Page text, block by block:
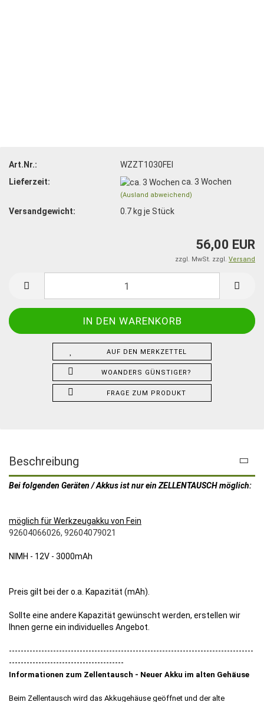
Art.Nr.:
WZZT1030FEI
Lieferzeit:
ca. 3 Wochen
(Ausland abweichend)
Versandgewicht: 0.7 kg je Stück
56,00 EUR
zzgl. MwSt. zzgl. Versand
AUF DEN MERKZETTEL
WOANDERS GÜNSTIGER?
FRAGE ZUM PRODUKT
Beschreibung
Bei folgenden Geräten / Akkus ist nur ein ZELLENTAUSCH möglich:
möglich für Werkzeugakku von Fein
92604066026, 92604079021
NIMH - 12V - 3000mAh
Preis gilt bei der o.a. Kapazität (mAh).
Sollte eine andere Kapazität gewünscht werden, erstellen wir
Ihnen gerne ein individuelles Angebot.
-----------------------------------------------------------------------------------
---------------------------------------
Informationen zum Zellentausch - Neuer Akku im alten Gehäuse
Beim Zellentausch wird das Akkugehäuse geöffnet und der alte